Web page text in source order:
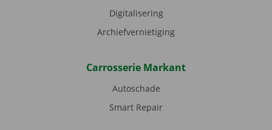
Digitalisering
Archiefvernietiging
Carrosserie Markant
Autoschade
Smart Repair